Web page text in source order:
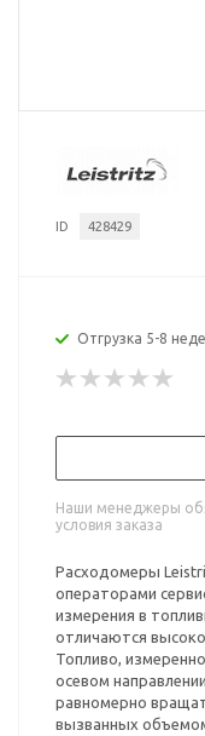
ID 428429
Отгрузка 5-8
Наши менеджеры
условия заказа
Расходомеры
операторами
измерения в
отличаются
Топливо,
осевом
равномерно
вызванных